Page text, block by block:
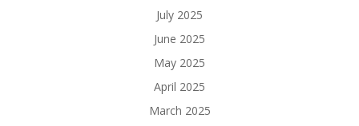
July 2025
June 2025
May 2025
April 2025
March 2025